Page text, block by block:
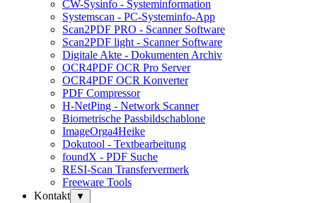
CW-Sysinfo - Systeminformation
Systemscan - PC-Systeminfo-App
Scan2PDF PRO - Scanner Software
Scan2PDF light - Scanner Software
Digitale Akte - Dokumenten Archiv
OCR4PDF OCR Pro Server
OCR4PDF OCR Konverter
PDF Compressor
H-NetPing - Network Scanner
Biometrische Passbildschablone
ImageOrga4Heike
Dokutool - Textbearbeitung
foundX - PDF Suche
RESI-Scan Transfervermerk
Freeware Tools
Kontakt
▼